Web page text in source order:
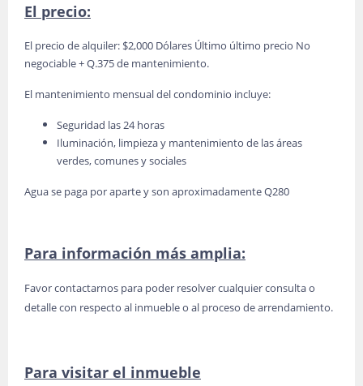
El precio:
El precio de alquiler: $2,000 Dólares Último último precio No
negociable + Q.375 de mantenimiento.
El mantenimiento mensual del condominio incluye:
Seguridad las 24 horas
Iluminación, limpieza y mantenimiento de las áreas
verdes, comunes y sociales
Agua se paga por aparte y son aproximadamente Q280
Para información más amplia:
Favor contactarnos para poder resolver cualquier consulta o
detalle con respecto al inmueble o al proceso de arrendamiento.
Para visitar el inmueble